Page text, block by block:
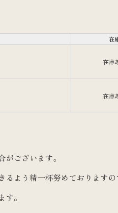
在
在庫
在庫
ございます。
よう精一杯努めておりますの
。